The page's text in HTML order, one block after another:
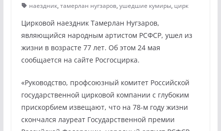
наездник, тамерлан нугзаров, ушедшие кумиры, цирк
Цирковой наездник Тамерлан Нугзаров,
являющийся народным артистом РСФСР, ушел из
жизни в возрасте 77 лет. Об этом 24 мая
сообщается на сайте Росгосцирка.
«Руководство, профсоюзный комитет Российской
государственной цирковой компании с глубоким
прискорбием извещают, что на 78-м году жизни
скончался лауреат Государственной премии